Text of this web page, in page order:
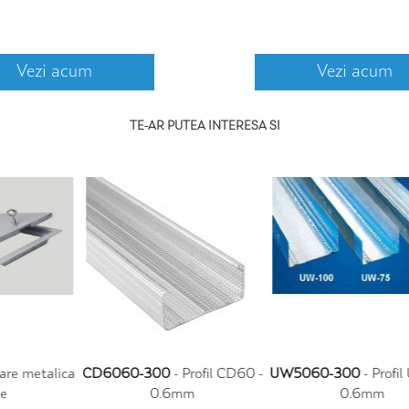
Vezi acum Vezi acum
TE-AR PUTEA INTERESA SI
- UW5060-300- Profil UW50 -
FT90MU- Banda adeziva -